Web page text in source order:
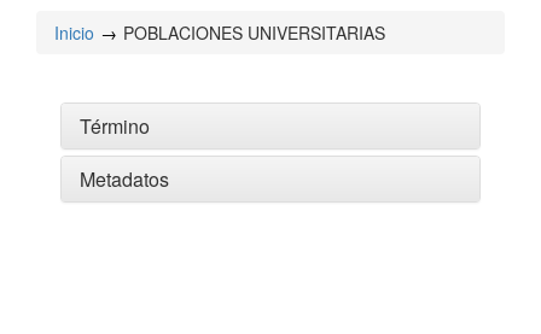
Inicio POBLACIONES UNIVERSITARIAS
Término
Metadatos